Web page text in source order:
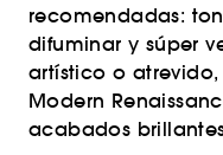
recomendadas:
difuminar y súper
artístico o
Modern
acabados